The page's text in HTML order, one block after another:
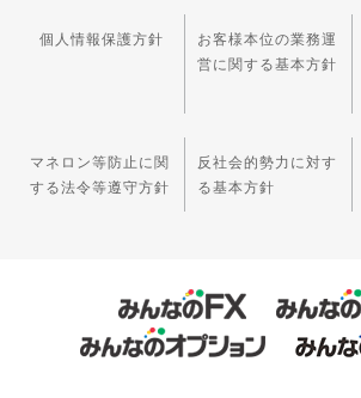
個人情報保護方針
お客様本位の業務運
営に関する基本方針
マネロン等防止に関
する法令等遵守方針
反社会的勢力に対す
る基本方針